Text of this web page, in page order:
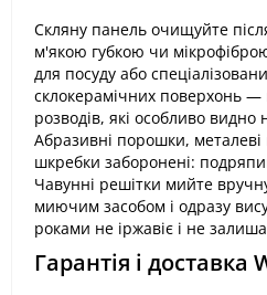
Скляну панель очищуйте
м'якою губкою чи
для посуду або
склокерамічних поверхонь
розводів, які особливо видно
Абразивні порошки, металеві
шкребки заборонені:
Чавунні решітки мийте
миючим засобом і одразу
роками не іржавіє і не
Гарантія і доставка